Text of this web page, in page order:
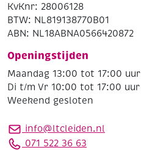
KvKnr: 28006128
BTW: NL819138770B01
ABN: NL18ABNA0566420872
Openingstijden
Maandag 13:00 tot 17:00 uur
Di t/m Vr 10:00 tot 17:00 uur
Weekend gesloten
info@ltcleiden.nl
071 522 36 63